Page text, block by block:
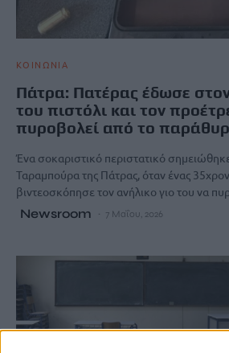
ΚΟΙΝΩΝΙΑ
Πάτρα: Πατέρας έδωσε
του πιστόλι και τον
πυροβολεί από το
Ένα σοκαριστικό περιστατικό
Ταραμπούρα της Πάτρας, όταν ένας
βιντεοσκόπησε τον ανήλικο γιο του να
Newsroom 7 Μαΐου, 2026